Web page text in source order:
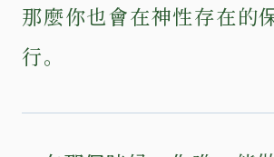
那麼你也會在神性存在的
行。